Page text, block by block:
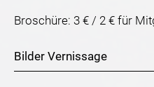
Broschüre: 3 € / 2 € für
Bilder Vernissage